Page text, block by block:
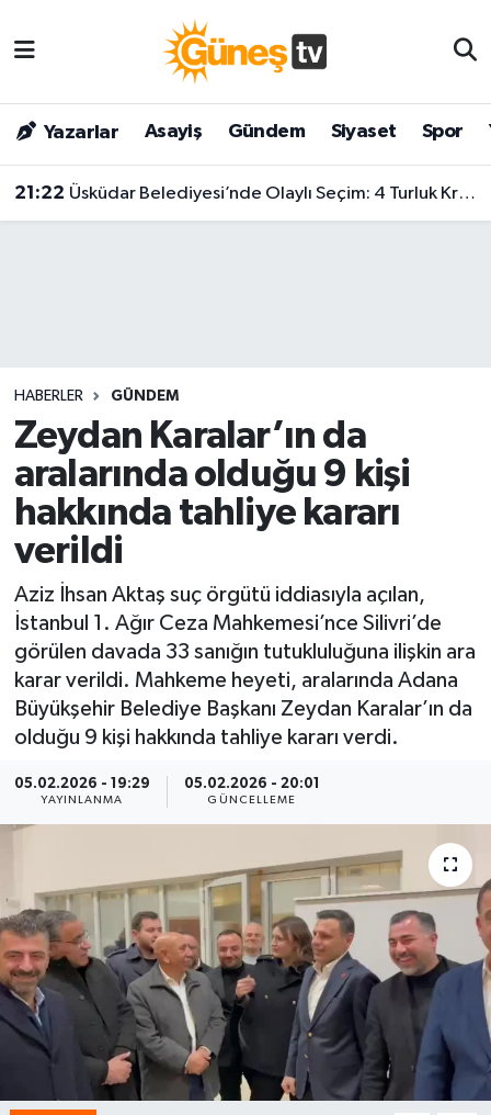
Yazarlar Asayiş Gündem Siyaset Spor
21:22 Üsküdar Belediyesi’nde Olaylı Seçim: 4 Turluk Krizin Ardından Sibel Tan Çetinkaya Kazandı!
HABERLER GÜNDEM
Zeydan Karalar’ın da
aralarında olduğu 9 kişi
hakkında tahliye kararı
verildi
Aziz İhsan Aktaş suç örgütü iddiasıyla açılan,
İstanbul 1. Ağır Ceza Mahkemesi’nce Silivri’de
görülen davada 33 sanığın tutukluluğuna ilişkin ara
karar verildi. Mahkeme heyeti, aralarında Adana
Büyükşehir Belediye Başkanı Zeydan Karalar’ın da
olduğu 9 kişi hakkında tahliye kararı verdi.
05.02.2026 - 19:29
YAYINLANMA
05.02.2026 - 20:01
GÜNCELLEME
Bilim & Teknoloji
Dünya
Magazin
Siyaset
Spor
Yaşam
Malatya Nöbetçi Eczaneler
Malatya Hava Durumu
Malatya Namaz Vakitleri
Son Dakika Haberleri
Haber Arşivi